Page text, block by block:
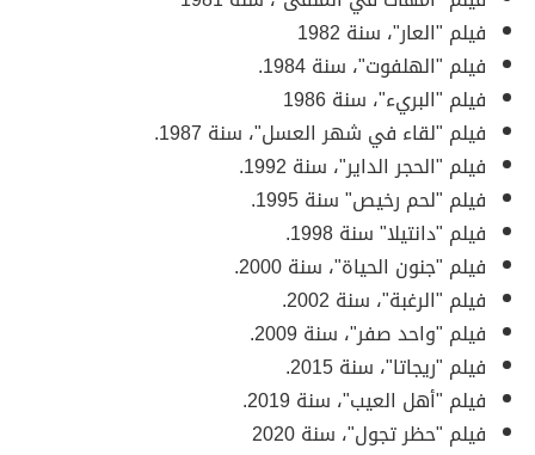
فيلم "العار"، سنة 1982
فيلم "الهلفوت"، سنة 1984.
فيلم "البريء"، سنة 1986
فيلم "لقاء في شهر العسل"، سنة 1987.
فيلم "الحجر الداير"، سنة 1992.
فيلم "لحم رخيص" سنة 1995.
فيلم "دانتيلا" سنة 1998.
فيلم "جنون الحياة"، سنة 2000.
فيلم "الرغبة"، سنة 2002.
فيلم "واحد صفر"، سنة 2009.
فيلم "ريجاتا"، سنة 2015.
فيلم "أهل العيب"، سنة 2019.
فيلم "حظر تجول"، سنة 2020